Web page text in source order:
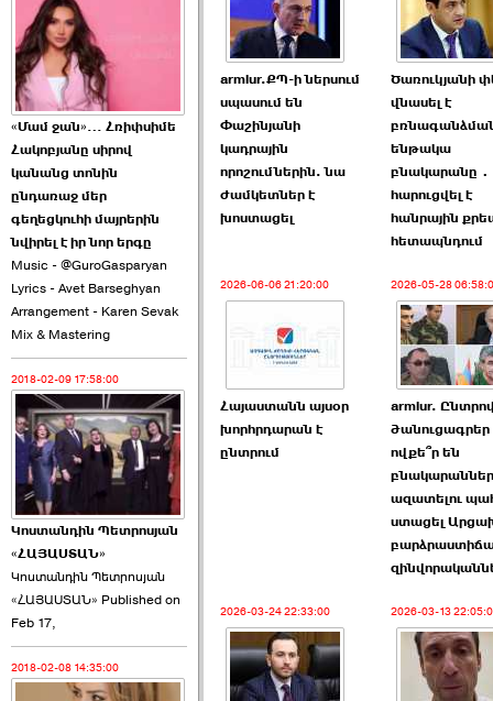
2026-06-10 22:55:00
Ուշքի չենք գալիս այն
խայտառակ ›››
2026-06-09 15:05:00
Ծառուկյանի փեսան
վնասել է ›››
2026-06-09 07:11:00
Այս ընդդիմությունը
կվերցնի ›››
2026-06-09 00:41:00
«Մամ ջան»… Հռիփսիմե
Հակոբյանը սիրով
կանանց տոնին
ընդառաջ մեր
գեղեցկուհի մայրերին
նվիրել է իր նոր երգը
Music - @GuroGasparyan
Lyrics - Avet Barseghyan
Arrangement - Karen Sevak
Mix & Mastering
2018-02-09 17:58:00
Կոստանդին Պետրոսյան
«ՀԱՅԱՍՏԱՆ»
Կոստանդին Պետրոսյան
«ՀԱՅԱՍՏԱՆ» Published on
Feb 17,
2018-02-08 14:35:00
armlur.ՔՊ-ի ներսում
սպասում են
Փաշինյանի
կադրային
որոշումներին. նա
ժամկետներ է
խոստացել
Ծառուկյանի
վնասել է
ենթակա
բնակարանը․
հարուցվել է
հանրային
հետապնդում
2026-06-06 21:20:00
Հայաստանն այսօր
խորհրդարան է
ընտրում
2026-05-28
armlur.
ովքե՞ր են
ազատելու
ստացել
2026-03-24 22:33:00 2026-03-13